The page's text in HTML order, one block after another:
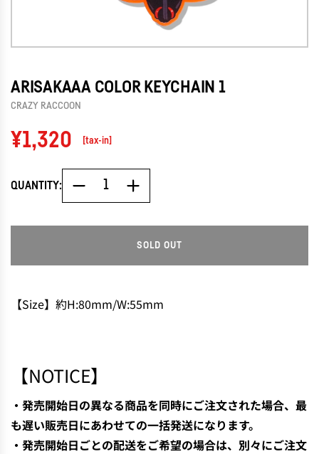
ARISAKAAA COLOR KEYCHAIN 1
CRAZY RACCOON
Regular
price
¥1,320 [tax-in]
QUANTITY:
SOLD OUT
O
【Size】約H:80mm/W:55mm
【NOTICE】
・発売開始日の異なる商品を同時にご注文された場合、最
も遅い販売日にあわせての一括発送になります。
・発売開始日ごとの配送をご希望の場合は、別々にご注文